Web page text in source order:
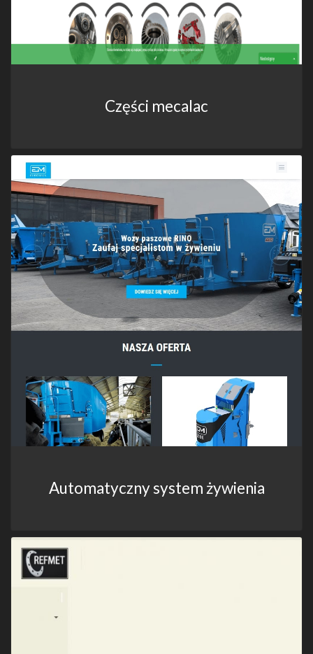
Części mecalac
Automatyczny system żywienia